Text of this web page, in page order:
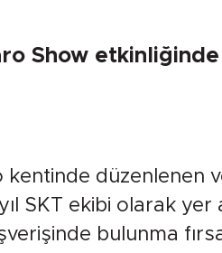
Show
kentinde
SKT ekibi olarak
bulunma